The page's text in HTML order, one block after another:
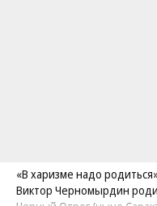
«В харизме надо
Виктор Черномырдин